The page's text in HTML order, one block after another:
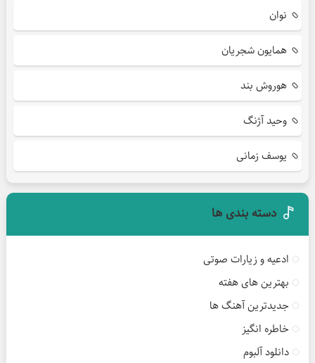
نوان
همایون شجریان
هوروش بند
وحید آژنگ
یوسف زمانی
دسته بندی ها
ادعیه و زیارات صوتی
بهترین های هفته
جدیدترین آهنگ ها
خاطره انگیز
دانلود آلبوم